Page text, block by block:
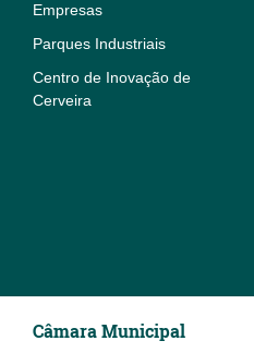
Empresas
Parques Industriais
Centro de Inovação de
Cerveira
Câmara Municipal